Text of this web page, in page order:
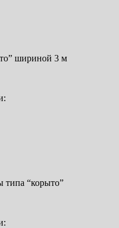
шириной 3 м
типа “корыто”